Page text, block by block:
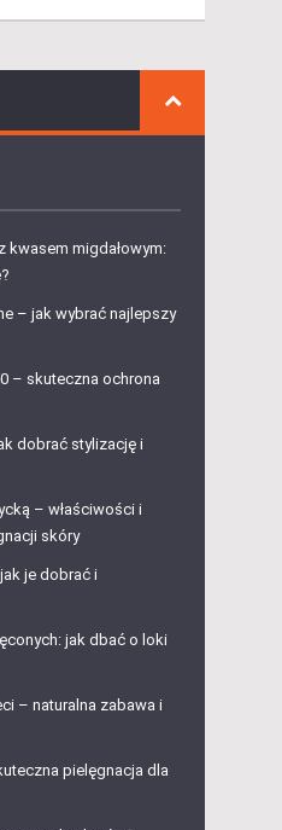
kwasem migdałowym:
– jak wybrać najlepszy
– skuteczna ochrona
dobrać stylizację i
– właściwości i
skóry
je dobrać i
jak dbać o loki
– naturalna zabawa i
pielęgnacja dla